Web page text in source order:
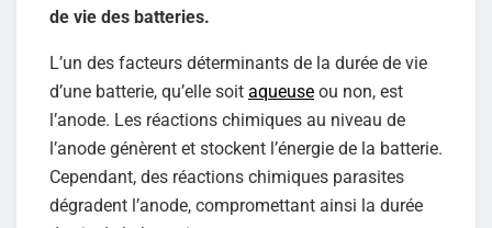
de vie des batteries.
L’un des facteurs déterminants de la durée de vie
d’une batterie, qu’elle soit aqueuse ou non, est
l’anode. Les réactions chimiques au niveau de
l’anode génèrent et stockent l’énergie de la batterie.
Cependant, des réactions chimiques parasites
dégradent l’anode, compromettant ainsi la durée